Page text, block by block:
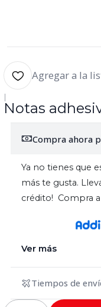
Agregar a la
|
Notas
Compra ahora
Ya no tienes que
más te gusta.
crédito! Compra
Ver más
Tiempos de